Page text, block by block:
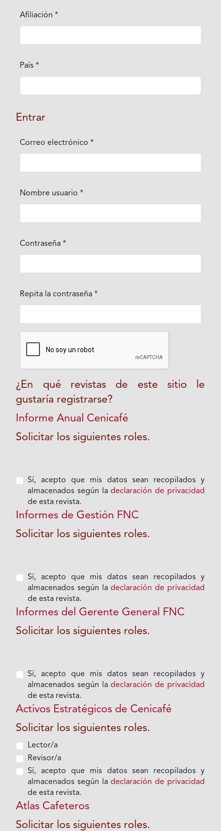
Afiliación *
Obligatorio
País *
Obligatorio
Entrar
Correo electrónico *
Obligatorio
Nombre usuario *
Obligatorio
Contraseña *
Obligatorio
Repita la contraseña *
Obligatorio
¿En qué revistas de este sitio le
gustaría registrarse?
Informe Anual Cenicafé
Solicitar los siguientes roles.
Sí, acepto que mis datos sean recopilados y
almacenados según ladeclaración de privacidad
de esta revista.
Informes de Gestión FNC
Solicitar los siguientes roles.
Sí, acepto que mis datos sean recopilados y
almacenados según ladeclaración de privacidad
de esta revista.
Informes del Gerente General FNC
Solicitar los siguientes roles.
Sí, acepto que mis datos sean recopilados y
almacenados según ladeclaración de privacidad
de esta revista.
Activos Estratégicos de Cenicafé
Solicitar los siguientes roles.
Lector/a
Revisor/a
Sí, acepto que mis datos sean recopilados y
almacenados según ladeclaración de privacidad
de esta revista.
Atlas Cafeteros
Solicitar los siguientes roles.